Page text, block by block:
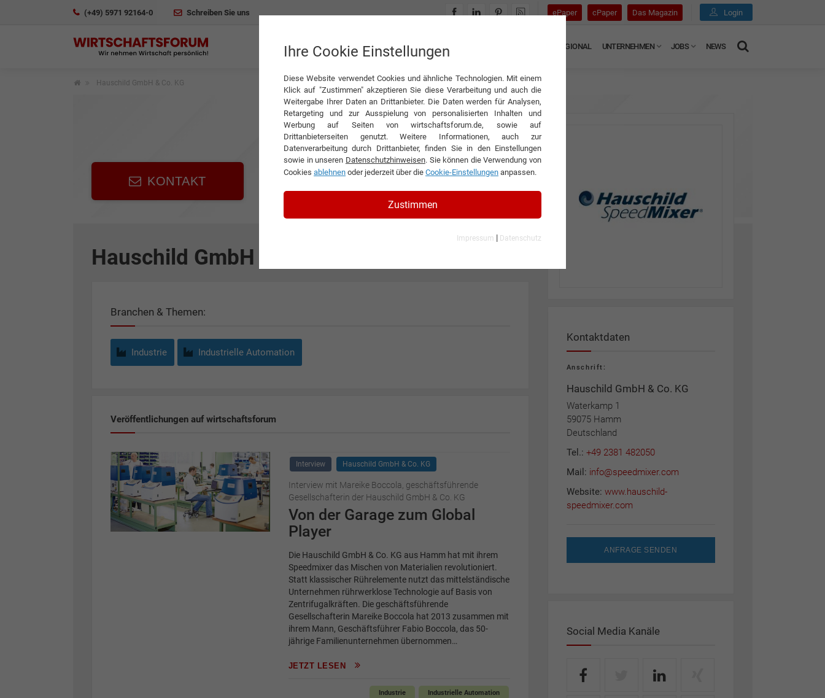
(+49) 5971 92164-0 Schreiben Sie uns ePaper cPaper Das Magazin Login
INTERVIEWS REGIONAL UNTERNEHMEN JOBS NEWS
Hauschild GmbH & Co. KG
KONTAKT
Hauschild GmbH & Co. KG
Branchen & Themen:
Industrie Industrielle Automation
Veröffentlichungen auf wirtschaftsforum
Interview Hauschild GmbH & Co. KG
Interview mit Mareike Boccola, geschäftsführende
Gesellschafterin der Hauschild GmbH & Co. KG
Von der Garage zum Global
Player
Die Hauschild GmbH & Co. KG aus Hamm hat mit ihrem
Speedmixer das Mischen von Materialien revolutioniert.
Statt klassischer Rührelemente nutzt das mittelständische
Unternehmen rührwerklose Technologie auf Basis von
Zentrifugalkräften. Die geschäftsführende
Gesellschafterin Mareike Boccola hat 2013 zusammen mit
ihrem Mann, Geschäftsführer Fabio Boccola, das 50-
jährige Familienunternehmen übernommen…
JETZT LESEN
Industrie Industrielle Automation
Kontaktdaten
Anschrift:
Hauschild GmbH & Co. KG
Waterkamp 1
59075 Hamm
Deutschland
Tel.: +49 2381 482050
Mail: info@speedmixer.com
Website: www.hauschild-
speedmixer.com
ANFRAGE SENDEN
Social Media Kanäle
Ihre Cookie Einstellungen
Diese Website verwendet Cookies und ähnliche Technologien. Mit einem
Klick auf "Zustimmen" akzeptieren Sie diese Verarbeitung und auch die
Weitergabe Ihrer Daten an Drittanbieter. Die Daten werden für Analysen,
Retargeting und zur Ausspielung von personalisierten Inhalten und
Werbung auf Seiten von wirtschaftsforum.de, sowie auf
Drittanbieterseiten genutzt. Weitere Informationen, auch zur
Datenverarbeitung durch Drittanbieter, finden Sie in den Einstellungen
sowie in unseren Datenschutzhinweisen. Sie können die Verwendung von
Cookies ablehnen oder jederzeit über die Cookie-Einstellungen anpassen.
Zustimmen
Impressum | Datenschutz